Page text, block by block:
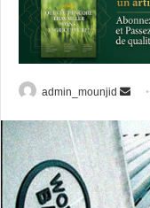
admin_mounjid
v
o
y
e